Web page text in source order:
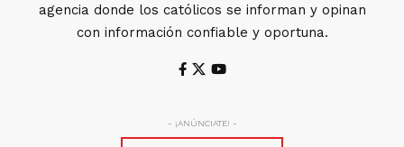
agencia donde los católicos se informan y opinan
con información confiable y oportuna.
- ¡ANÚNCIATE! -